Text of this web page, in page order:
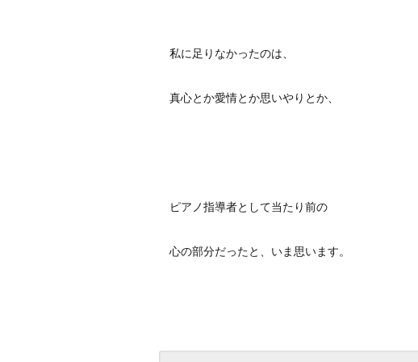
私に足りなかったのは、
真心とか愛情とか思いやりとか、
ピアノ指導者として当たり前の
心の部分だったと、いま思います。